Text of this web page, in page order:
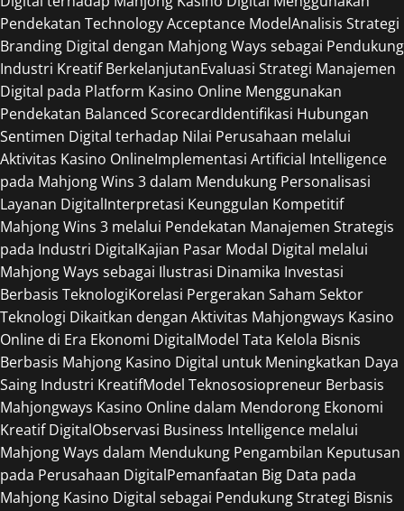
Pendekatan Technology Acceptance ModelAnalisis Strategi
Branding Digital dengan Mahjong Ways sebagai Pendukung
Industri Kreatif BerkelanjutanEvaluasi Strategi Manajemen
Digital pada Platform Kasino Online Menggunakan
Pendekatan Balanced ScorecardIdentifikasi Hubungan
Sentimen Digital terhadap Nilai Perusahaan melalui
Aktivitas Kasino OnlineImplementasi Artificial Intelligence
pada Mahjong Wins 3 dalam Mendukung Personalisasi
Layanan DigitalInterpretasi Keunggulan Kompetitif
Mahjong Wins 3 melalui Pendekatan Manajemen Strategis
pada Industri DigitalKajian Pasar Modal Digital melalui
Mahjong Ways sebagai Ilustrasi Dinamika Investasi
Berbasis TeknologiKorelasi Pergerakan Saham Sektor
Teknologi Dikaitkan dengan Aktivitas Mahjongways Kasino
Online di Era Ekonomi DigitalModel Tata Kelola Bisnis
Berbasis Mahjong Kasino Digital untuk Meningkatkan Daya
Saing Industri KreatifModel Teknososiopreneur Berbasis
Mahjongways Kasino Online dalam Mendorong Ekonomi
Kreatif DigitalObservasi Business Intelligence melalui
Mahjong Ways dalam Mendukung Pengambilan Keputusan
pada Perusahaan DigitalPemanfaatan Big Data pada
Mahjong Kasino Digital sebagai Pendukung Strategi Bisnis